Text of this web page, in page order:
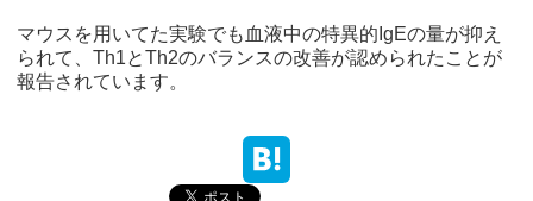
マウスを用いてた実験でも血液中の特異的IgEの量が抑え
られて、Th1とTh2のバランスの改善が認められたことが
報告されています。